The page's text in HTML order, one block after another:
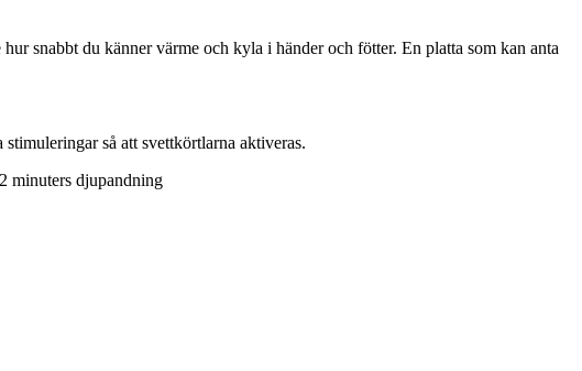
snabbt du känner värme och kyla i händer och fötter. En platta som kan anta
så att svettkörtlarna aktiveras.
minuters djupandning